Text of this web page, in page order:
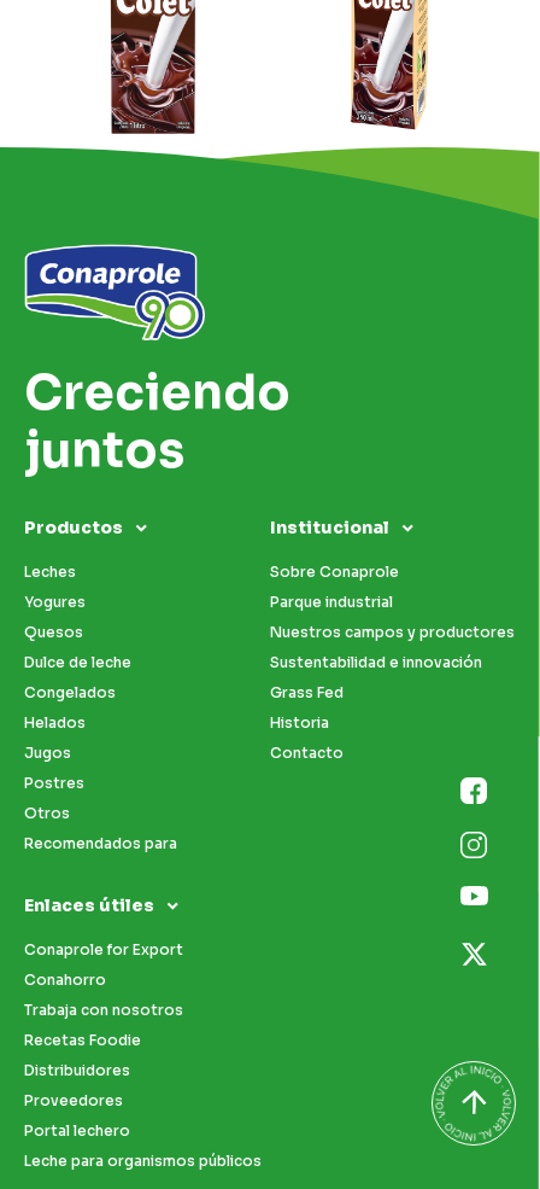
Creciendo
juntos
Productos
Leches
Yogures
Quesos
Dulce de leche
Congelados
Helados
Jugos
Postres
Otros
Recomendados para
Institucional
Sobre Conaprole
Parque industrial
Nuestros campos y productores
Sustentabilidad e innovación
Grass Fed
Historia
Contacto
Enlaces útiles
Conaprole for Export
Conahorro
Trabaja con nosotros
Recetas Foodie
Distribuidores
Proveedores
Portal lechero
Leche para organismos públicos